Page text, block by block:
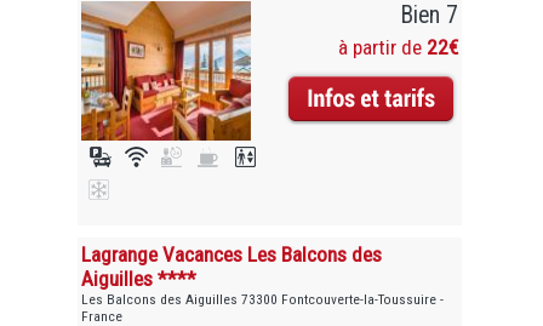
Bien 7
à partir de 22€
Lagrange Vacances Les Balcons des
Aiguilles ****
Les Balcons des Aiguilles 73300 Fontcouverte-la-Toussuire -
France